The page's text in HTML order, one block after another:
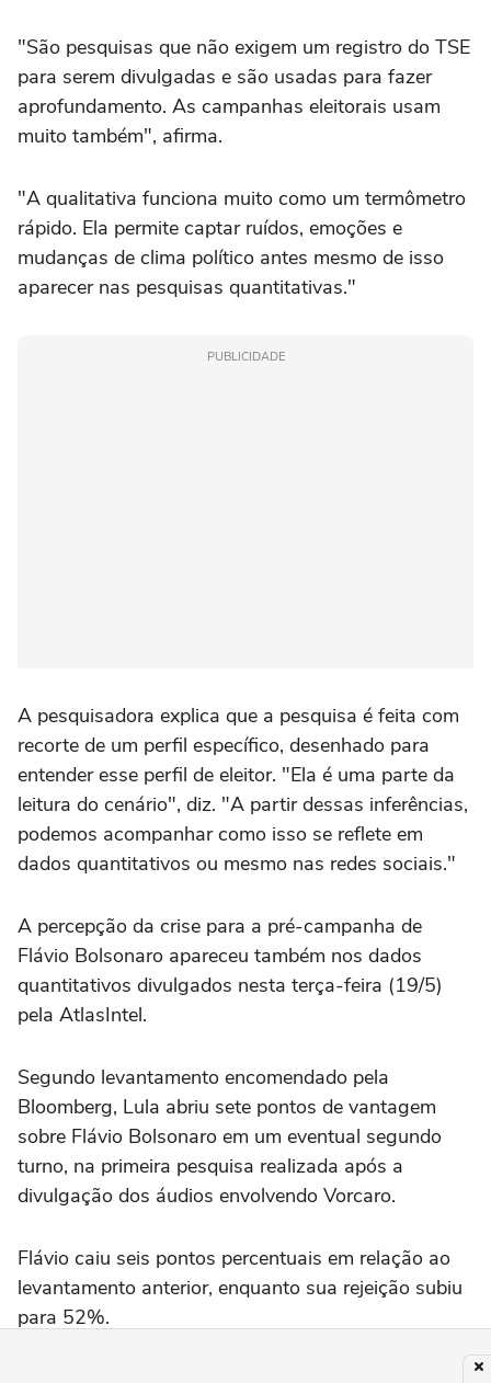
"São pesquisas que não exigem um registro do TSE
para serem divulgadas e são usadas para fazer
aprofundamento. As campanhas eleitorais usam
muito também", afirma.
"A qualitativa funciona muito como um termômetro
rápido. Ela permite captar ruídos, emoções e
mudanças de clima político antes mesmo de isso
aparecer nas pesquisas quantitativas."
PUBLICIDADE
A pesquisadora explica que a pesquisa é feita com
recorte de um perfil específico, desenhado para
entender esse perfil de eleitor. "Ela é uma parte da
leitura do cenário", diz. "A partir dessas inferências,
podemos acompanhar como isso se reflete em
dados quantitativos ou mesmo nas redes sociais."
A percepção da crise para a pré-campanha de
Flávio Bolsonaro apareceu também nos dados
quantitativos divulgados nesta terça-feira (19/5)
pela AtlasIntel.
Segundo levantamento encomendado pela
Bloomberg, Lula abriu sete pontos de vantagem
sobre Flávio Bolsonaro em um eventual segundo
turno, na primeira pesquisa realizada após a
divulgação dos áudios envolvendo Vorcaro.
Flávio caiu seis pontos percentuais em relação ao
levantamento anterior, enquanto sua rejeição subiu
para 52%.